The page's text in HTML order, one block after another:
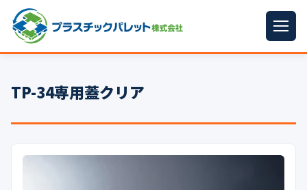
パレットサイズ
プラパレット ▼
コンテナ ▼
TP-34専用蓋クリア